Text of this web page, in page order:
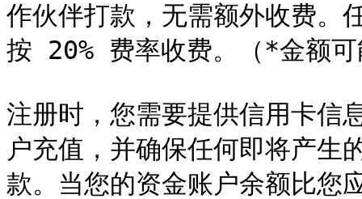
作伙伴打款，无需额外收费。
按 20% 费率收费。（*金额
注册时，您需要提供信用卡
户充值，并确保任何即将产生
款。当您的资金账户余额比